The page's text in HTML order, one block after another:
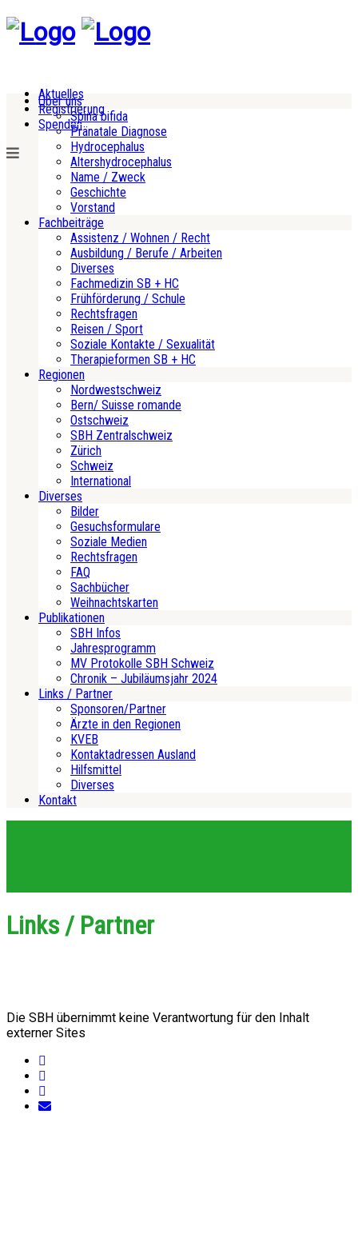
Aktuelles
Registrierung
Spenden
Über uns
Spina bifida
Pränatale Diagnose
Hydrocephalus
Altershydrocephalus
Name / Zweck
Geschichte
Vorstand
Fachbeiträge
Assistenz / Wohnen / Recht
Ausbildung / Berufe / Arbeiten
Diverses
Fachmedizin SB + HC
Frühförderung / Schule
Rechtsfragen
Reisen / Sport
Soziale Kontakte / Sexualität
Therapieformen SB + HC
Regionen
Nordwestschweiz
Bern/ Suisse romande
Ostschweiz
SBH Zentralschweiz
Zürich
Schweiz
International
Diverses
Bilder
Gesuchsformulare
Soziale Medien
Rechtsfragen
FAQ
Sachbücher
Weihnachtskarten
Publikationen
SBH Infos
Jahresprogramm
MV Protokolle SBH Schweiz
Chronik – Jubiläumsjahr 2024
Links / Partner
Sponsoren/Partner
Ärzte in den Regionen
KVEB
Kontaktadressen Ausland
Hilfsmittel
Diverses
Kontakt
Links / Partner
Die SBH übernimmt keine Verantwortung für den Inhalt
externer Sites